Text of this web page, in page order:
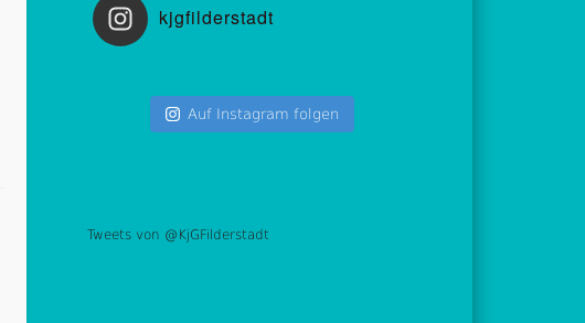
kjgfilderstadt
Auf Instagram folgen
Tweets von @KjGFilderstadt